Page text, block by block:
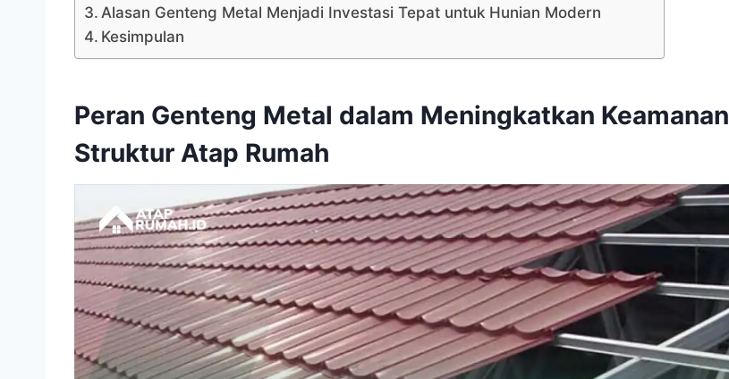
Alasan Genteng Metal Menjadi Investasi Tepat untuk Hunian Modern
Kesimpulan
Peran Genteng Metal dalam Meningkatkan Keamanan
Struktur Atap Rumah